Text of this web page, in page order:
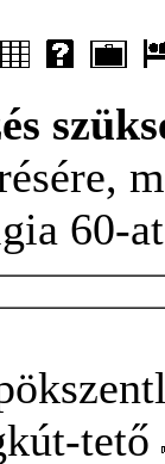
60-
tető